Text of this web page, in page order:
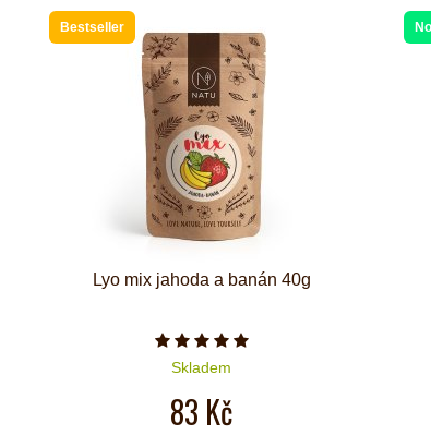
Bestseller
Lyo mix jahoda a banán 40g
Počet hvězdiček je 5 z 5
Skladem
83 Kč